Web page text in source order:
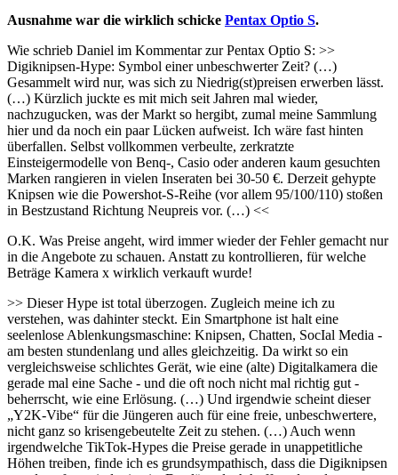
Ausnahme war die wirklich schicke Pentax Optio S.
Wie schrieb Daniel im Kommentar zur Pentax Optio S: >>
Digiknipsen-Hype: Symbol einer unbeschwerter Zeit? (…)
Gesammelt wird nur, was sich zu Niedrig(st)preisen erwerben lässt.
(…) Kürzlich juckte es mit mich seit Jahren mal wieder,
nachzugucken, was der Markt so hergibt, zumal meine Sammlung
hier und da noch ein paar Lücken aufweist. Ich wäre fast hinten
überfallen. Selbst vollkommen verbeulte, zerkratzte
Einsteigermodelle von Benq-, Casio oder anderen kaum gesuchten
Marken rangieren in vielen Inseraten bei 30-50 €. Derzeit gehypte
Knipsen wie die Powershot-S-Reihe (vor allem 95/100/110) stoßen
in Bestzustand Richtung Neupreis vor. (…) <<
O.K. Was Preise angeht, wird immer wieder der Fehler gemacht nur
in die Angebote zu schauen. Anstatt zu kontrollieren, für welche
Beträge Kamera x wirklich verkauft wurde!
>> Dieser Hype ist total überzogen. Zugleich meine ich zu
verstehen, was dahinter steckt. Ein Smartphone ist halt eine
seelenlose Ablenkungsmaschine: Knipsen, Chatten, SocIal Media -
am besten stundenlang und alles gleichzeitig. Da wirkt so ein
vergleichsweise schlichtes Gerät, wie eine (alte) Digitalkamera die
gerade mal eine Sache - und die oft noch nicht mal richtig gut -
beherrscht, wie eine Erlösung. (…) Und irgendwie scheint dieser
„Y2K-Vibe“ für die Jüngeren auch für eine freie, unbeschwertere,
nicht ganz so krisengebeutelte Zeit zu stehen. (…) Auch wenn
irgendwelche TikTok-Hypes die Preise gerade in unappetitliche
Höhen treiben, finde ich es grundsympathisch, dass die Digiknipsen